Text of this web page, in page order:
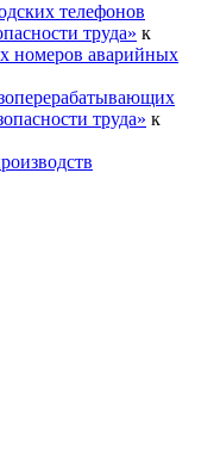
телефонов
труда» к
номеров аварийных
труда» к